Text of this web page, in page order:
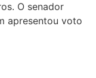
O senador
apresentou voto